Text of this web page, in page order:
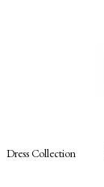
Dress Collection